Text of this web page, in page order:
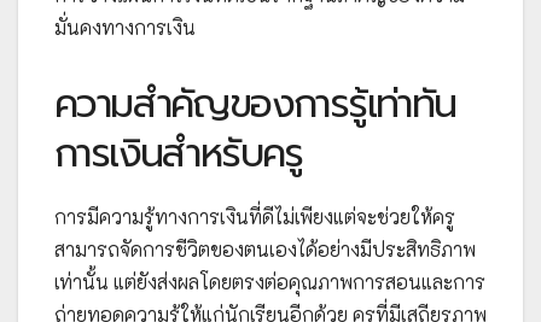
มั่นคงทางการเงิน
ความสำคัญของการรู้เท่าทัน
การเงินสำหรับครู
การมีความรู้ทางการเงินที่ดีไม่เพียงแต่จะช่วยให้ครู
สามารถจัดการชีวิตของตนเองได้อย่างมีประสิทธิภาพ
เท่านั้น แต่ยังส่งผลโดยตรงต่อคุณภาพการสอนและการ
ถ่ายทอดความรู้ให้แก่นักเรียนอีกด้วย ครูที่มีเสถียรภาพ